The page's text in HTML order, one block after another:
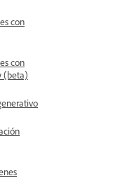
con
con
(beta)